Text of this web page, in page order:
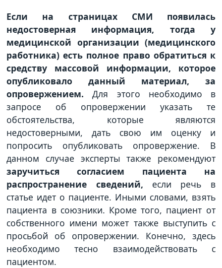
Если на страницах СМИ появилась
недостоверная информация, тогда у
медицинской организации (медицинского
работника) есть полное право обратиться к
средству массовой информации, которое
опубликовало данный материал, за
опровержением.Для этого необходимо в
запросе об опровержении указать те
обстоятельства, которые являются
недостоверными, дать свою им оценку и
попросить опубликовать опровержение. В
данном случае эксперты также рекомендуют
заручиться согласием пациента на
распространение сведений, если речь в
статье идет о пациенте. Иными словами, взять
пациента в союзники. Кроме того, пациент от
собственного имени может также выступить с
просьбой об опровержении. Конечно, здесь
необходимо тесно взаимодействовать с
пациентом.